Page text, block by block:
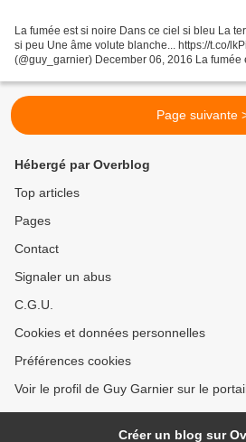
La fumée est si noire Dans ce ciel si bleu La
si peu Une âme volute blanche... https://t.co/
(@guy_garnier) December 06, 2016 La fumée
Page suivante
Hébergé par Overblog
Top articles
Pages
Contact
Signaler un abus
C.G.U.
Cookies et données personnelles
Préférences cookies
Voir le profil de Guy Garnier sur le
Créer un blog sur